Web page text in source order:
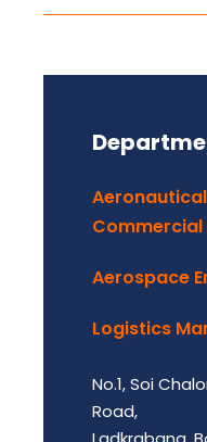
Commercial
Aerospace
Logistics
No.1, Soi
Road,